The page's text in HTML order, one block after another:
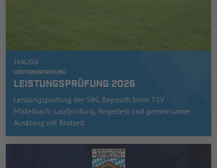
14.06.2026
LEISTUNGSPRÜFUNG
LEISTUNGSPRÜFUNG 2026
Leistungsprüfung der SRG Bayreuth beim TSV
Mistelbach: Laufprüfung, Regeltest und gemeinsamer
Ausklang mit Brotzeit.